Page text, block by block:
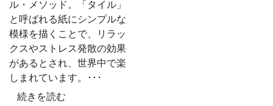
ル・メソッド。「タイル」
と呼ばれる紙にシンプルな
模様を描くことで、リラッ
クスやストレス発散の効果
があるとされ、世界中で楽
しまれています。･･･
続きを読む